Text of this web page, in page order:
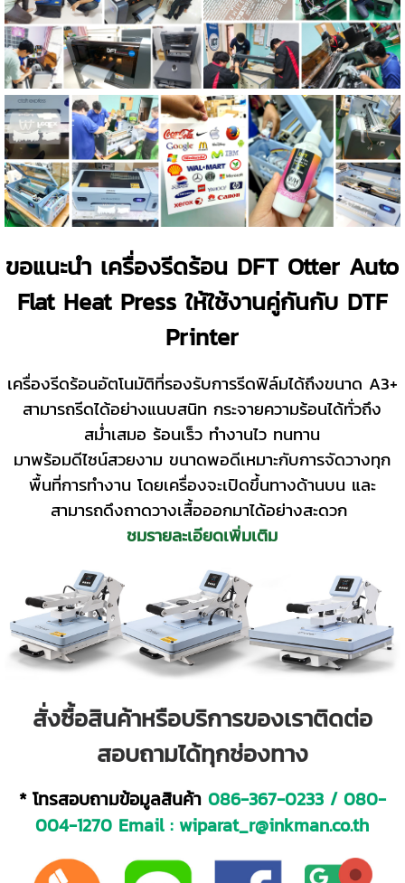
ขอแนะนำ เครื่องรีดร้อน DFT Otter Auto
Flat Heat Press ให้ใช้งานคู่กันกับ DTF
Printer
เครื่องรีดร้อนอัตโนมัติที่รองรับการรีดฟิล์มได้ถึงขนาด A3+
สามารถรีดได้อย่างแนบสนิท กระจายความร้อนได้ทั่วถึง
สม่ำเสมอ ร้อนเร็ว ทำงานไว ทนทาน
มาพร้อมดีไซน์สวยงาม ขนาดพอดีเหมาะกับการจัดวางทุก
พื้นที่การทำงาน โดยเครื่องจะเปิดขึ้นทางด้านบน และ
สามารถดึงถาดวางเสื้อออกมาได้อย่างสะดวก
ชมรายละเอียดเพิ่มเติม
สั่งซื้อสินค้าหรือบริการของเราติดต่อ
สอบถามได้ทุกช่องทาง
* โทรสอบถามข้อมูลสินค้า 086-367-0233/ 080-
004-1270 Email :wiparat_r@inkman.co.th